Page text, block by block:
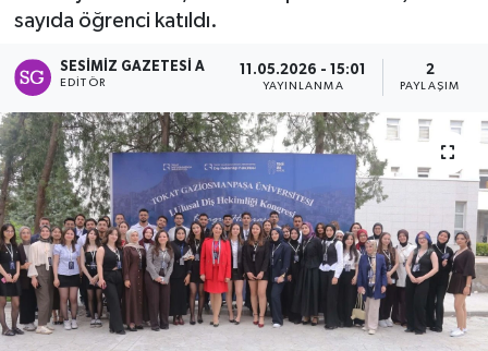
sayıda öğrenci katıldı.
SESIMIZ GAZETESI A
EDITÖR
11.05.2026 - 15:01
YAYINLANMA
2
PAYLAŞIM
Sağlık
Spor
Teknoloji
Tokat Haberleri
Yaşam
Haber Arşivi